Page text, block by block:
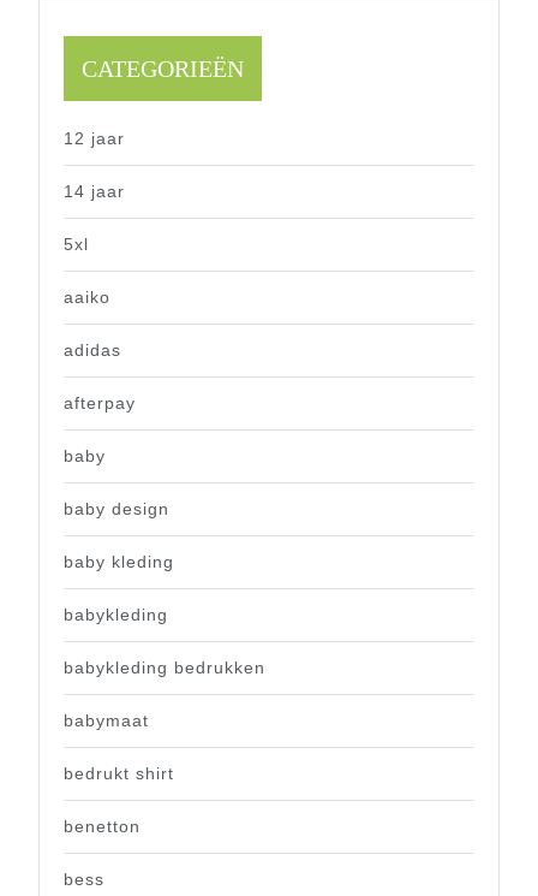
CATEGORIEËN
12 jaar
14 jaar
5xl
aaiko
adidas
afterpay
baby
baby design
baby kleding
babykleding
babykleding bedrukken
babymaat
bedrukt shirt
benetton
bess